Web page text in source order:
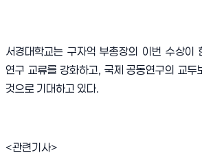
서경대학교는 구자억 부총장의 이번 수상이
연구 교류를 강화하고, 국제 공동연구의 교두
것으로 기대하고 있다.
<관련기사>